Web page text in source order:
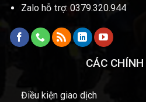
Zalo hỗ trợ: 0379.320.944
CÁC
Điều kiện giao dịch